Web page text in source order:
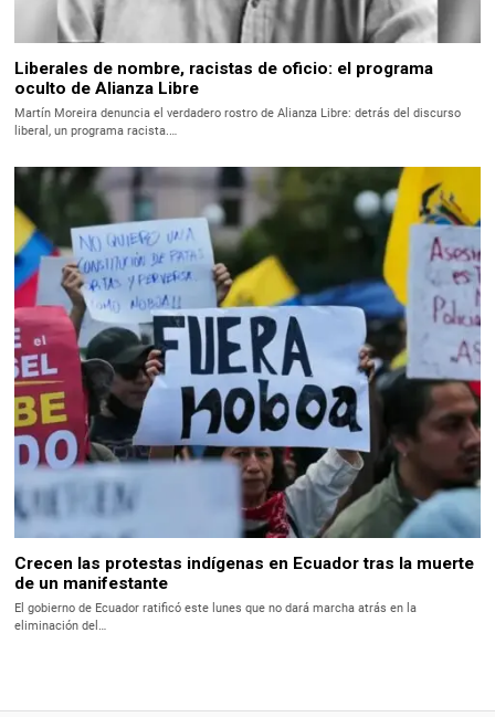
Liberales de nombre, racistas de oficio: el programa
oculto de Alianza Libre
Martín Moreira denuncia el verdadero rostro de Alianza Libre: detrás del discurso
liberal, un programa racista.…
Crecen las protestas indígenas en Ecuador tras la muerte
de un manifestante
El gobierno de Ecuador ratificó este lunes que no dará marcha atrás en la
eliminación del…